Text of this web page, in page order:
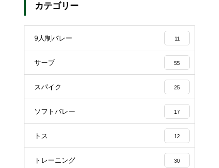
カテゴリー
9人制バレー 11
サーブ 55
スパイク 25
ソフトバレー 17
トス 12
トレーニング 30